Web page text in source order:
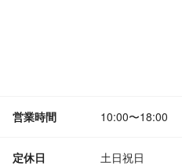
営業時間 10:00〜18:00
定休日 土日祝日